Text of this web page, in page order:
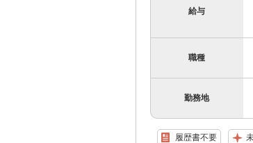
給与
職種
勤務地
履歴書不要